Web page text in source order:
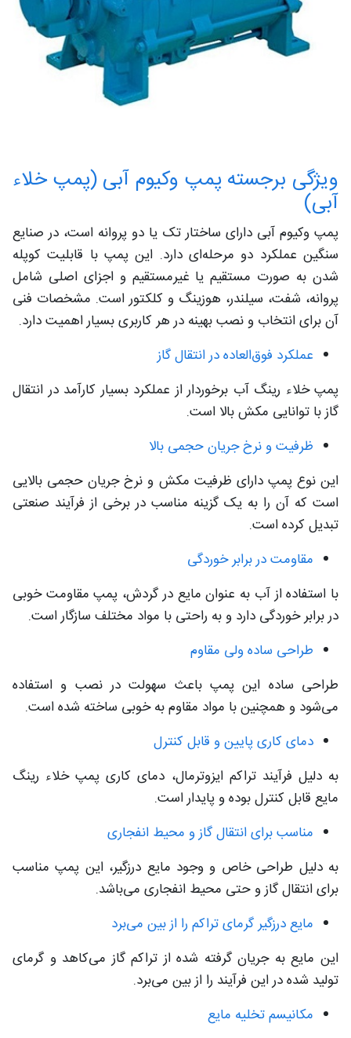
ویژگی‌ برجسته پمپ وکیوم آبی (پمپ خلاء
آبی)
پمپ وکیوم آبی دارای ساختار تک یا دو پروانه است، در صنایع
سنگین عملکرد دو مرحله‌ای دارد. این پمپ با قابلیت کوپله
شدن به صورت مستقیم یا غیرمستقیم و اجزای اصلی شامل
پروانه، شفت، سیلندر، هوزینگ و کلکتور است. مشخصات فنی
آن برای انتخاب و نصب بهینه در هر کاربری بسیار اهمیت دارد.
عملکرد فوق‌العاده در انتقال گاز
پمپ خلاء رینگ آب برخوردار از عملکرد بسیار کارآمد در انتقال
گاز با توانایی مکش بالا است.
ظرفیت و نرخ جریان حجمی بالا
این نوع پمپ دارای ظرفیت مکش و نرخ جریان حجمی بالایی
است که آن را به یک گزینه مناسب در برخی از فرآیند صنعتی
تبدیل کرده است.
مقاومت در برابر خوردگی
با استفاده از آب به عنوان مایع در گردش، پمپ مقاومت خوبی
در برابر خوردگی دارد و به راحتی با مواد مختلف سازگار است.
طراحی ساده ولی مقاوم
طراحی ساده این پمپ باعث سهولت در نصب و استفاده
می‌شود و همچنین با مواد مقاوم به خوبی ساخته شده است.
دمای کاری پایین و قابل کنترل
به دلیل فرآیند تراکم ایزوترمال، دمای کاری پمپ خلاء رینگ
مایع قابل کنترل بوده و پایدار است.
مناسب برای انتقال گاز و محیط‌ انفجاری
به دلیل طراحی خاص و وجود مایع درزگیر، این پمپ مناسب
برای انتقال گاز و حتی محیط‌ انفجاری می‌باشد.
مایع درزگیر گرمای تراکم را از بین می‌برد
این مایع به جریان گرفته شده از تراکم گاز می‌کاهد و گرمای
تولید شده در این فرآیند را از بین می‌برد.
مکانیسم تخلیه مایع